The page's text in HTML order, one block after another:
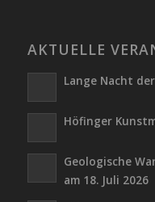
AKTUELLE
Lange Nacht
Höfinger
Geologische
am 18. Juli 2026